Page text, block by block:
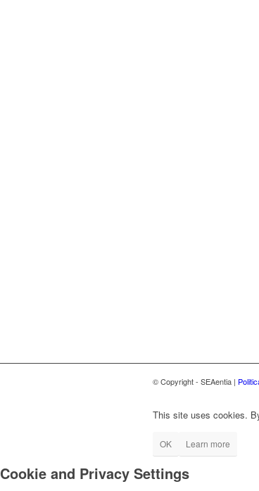
© Copyright - SEAentia |
This site uses cookies.
OK Learn more
Cookie and Privacy Settings